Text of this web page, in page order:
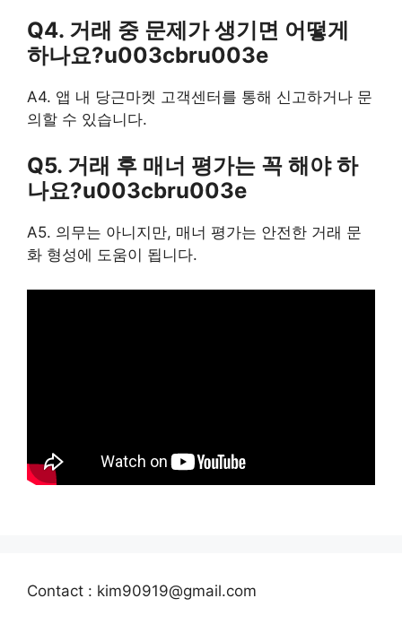
Q4. 거래 중 문제가 생기면 어떻게
하나요?u003cbru003e
A4. 앱 내 당근마켓 고객센터를 통해 신고하거나 문
의할 수 있습니다.
Q5. 거래 후 매너 평가는 꼭 해야 하
나요?u003cbru003e
A5. 의무는 아니지만, 매너 평가는 안전한 거래 문
화 형성에 도움이 됩니다.
Contact : kim90919@gmail.com